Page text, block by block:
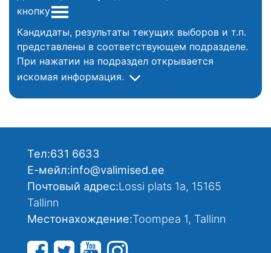
кнопку
Кандидаты, результаты текущих выборов и т.п.
представлены в соответствующем подразделе.
При нажатии на подраздел открывается
искомая информация.
Тел:631 6633
Е-мейл:info@valimised.ee
Почтовый адрес:Lossi plats 1a, 15165
Tallinn
Местонахождение:Toompea 1, Tallinn